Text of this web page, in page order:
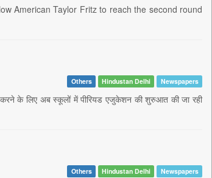
American Taylor Fritz to reach the second round
Others Hindustan Delhi Newspapers
करने के लिए अब स्कूलों में पीरियड एजुकेशन की शुरुआत की जा रही
Others Hindustan Delhi Newspapers